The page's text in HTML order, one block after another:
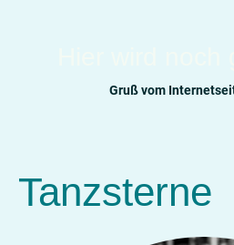
Gruß vom
Tanzsterne